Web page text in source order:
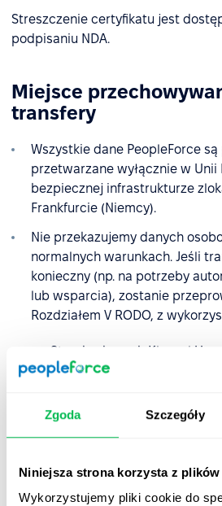
Zgoda Szczegóły
Niniejsza strona korzysta z
Wykorzystujemy pliki cookie do
Streszczenie certyfikatu jest
podpisaniu NDA.
Miejsce
transfery
Wszystkie dane PeopleForce
przetwarzane wyłącznie w
bezpiecznej infrastrukturze
Frankfurcie (Niemcy).
Nie przekazujemy danych
normalnych warunkach. Jeśli
konieczny (np. na potrzeby
lub wsparcia), zostanie
Rozdziałem V RODO, z
Standardowych Klauzul
decyzji stwierdzających